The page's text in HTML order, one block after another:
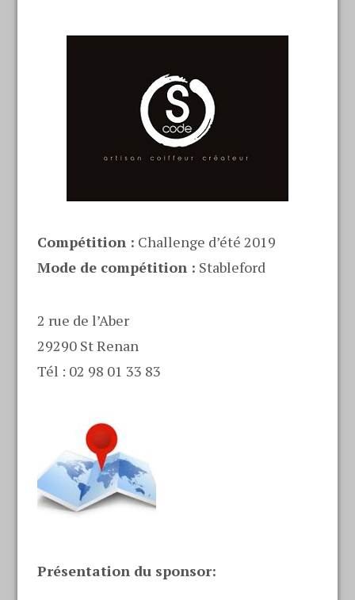
Compétition : Challenge d’été 2019
Mode de compétition : Stableford
2 rue de l’Aber
29290 St Renan
Tél : 02 98 01 33 83
Présentation du sponsor: